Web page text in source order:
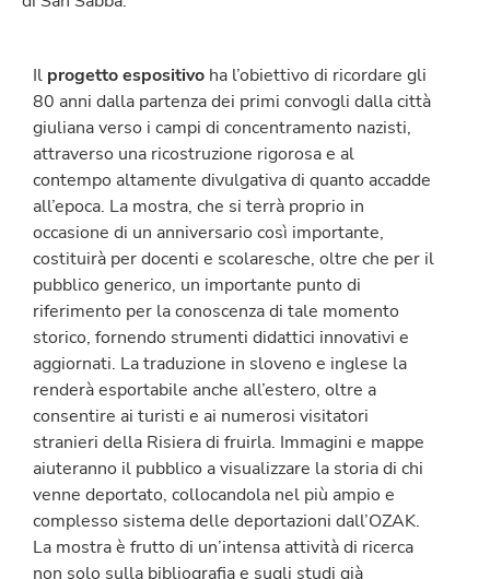
Il progetto espositivo ha l’obiettivo di ricordare gli
80 anni dalla partenza dei primi convogli dalla città
giuliana verso i campi di concentramento nazisti,
attraverso una ricostruzione rigorosa e al
contempo altamente divulgativa di quanto accadde
all’epoca. La mostra, che si terrà proprio in
occasione di un anniversario così importante,
costituirà per docenti e scolaresche, oltre che per il
pubblico generico, un importante punto di
riferimento per la conoscenza di tale momento
storico, fornendo strumenti didattici innovativi e
aggiornati. La traduzione in sloveno e inglese la
renderà esportabile anche all’estero, oltre a
consentire ai turisti e ai numerosi visitatori
stranieri della Risiera di fruirla. Immagini e mappe
aiuteranno il pubblico a visualizzare la storia di chi
venne deportato, collocandola nel più ampio e
complesso sistema delle deportazioni dall’OZAK.
La mostra è frutto di un’intensa attività di ricerca
non solo sulla bibliografia e sugli studi già